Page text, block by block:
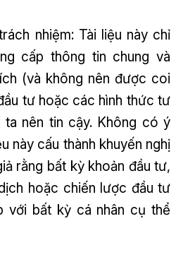
nhiệm: Tài liệu này chỉ
cấp thông tin chung và
(và không nên được coi
tư hoặc các hình thức tư
ta nên tin cậy. Không có ý
này cấu thành khuyến nghị
rằng bất kỳ khoản đầu tư,
hoặc chiến lược đầu tư
với bất kỳ cá nhân cụ thể